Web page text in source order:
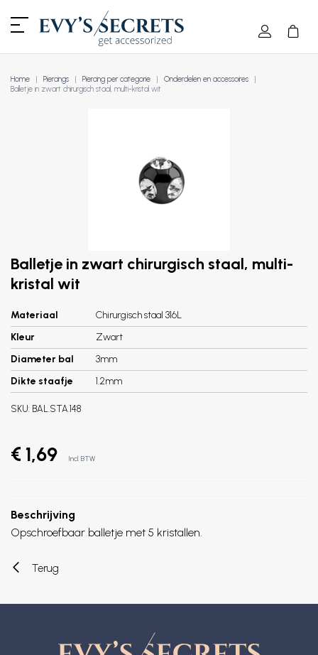
Home Piercings Piercing per categorie
Onderdelen en accessoires
Balletje in zwart chirurgisch staal, multi-kristal wit
Balletje in zwart chirurgisch staal, multi-
kristal wit
Materiaal
Chirurgisch staal 316L
Kleur
Zwart
Diameter bal
3mm
Dikte staafje
1.2mm
SKU: BAL.STA.148
€ 1,69 Incl. BTW
Beschrijving
Opschroefbaar balletje met 5 kristallen.
Terug